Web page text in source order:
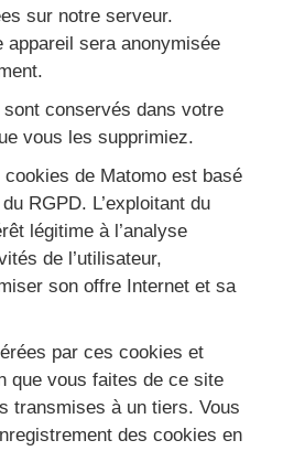
sur notre serveur.
appareil sera anonymisée
conservés dans votre
vous les supprimiez.
cookies de Matomo est basé
RGPD. L’exploitant du
légitime à l’analyse
de l’utilisateur,
son offre Internet et sa
par ces cookies et
que vous faites de ce site
transmises à un tiers. Vous
des cookies en